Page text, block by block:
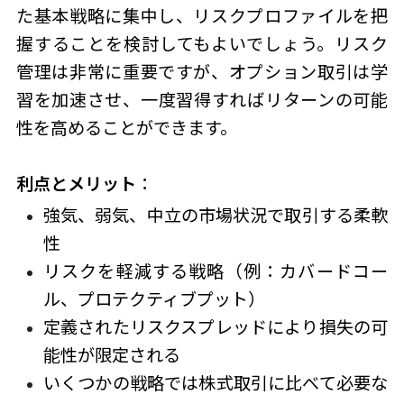
た基本戦略に集中し、リスクプロファイルを把
握することを検討してもよいでしょう。リスク
管理は非常に重要ですが、オプション取引は学
習を加速させ、一度習得すればリターンの可能
性を高めることができます。
利点とメリット ：
強気、弱気、中立の市場状況で取引する柔軟
性
リスクを軽減する戦略（例：カバードコー
ル、プロテクティブプット）
定義されたリスクスプレッドにより損失の可
能性が限定される
いくつかの戦略では株式取引に比べて必要な